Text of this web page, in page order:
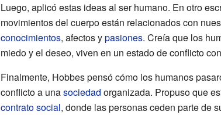
Luego, aplicó estas ideas al ser humano. En otro
movimientos del cuerpo están relacionados con
conocimientos, afectos ypasiones. Creía que los
miedo y el deseo, viven en un estado de conflicto
Finalmente, Hobbes pensó cómo los humanos
conflicto a unasociedad organizada. Propuso que
contrato social, donde las personas ceden parte de